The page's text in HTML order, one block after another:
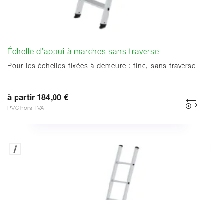
Échelle d’appui à marches sans traverse
Pour les échelles fixées à demeure : fine, sans traverse
à partir 184,00 €
PVC hors TVA